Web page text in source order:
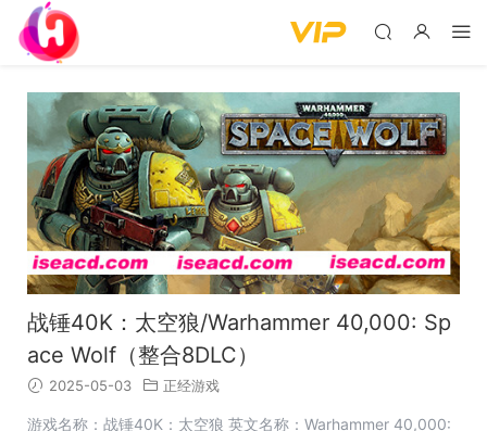
战锤40K：太空狼/Warhammer 40,000: Sp
ace Wolf（整合8DLC）
2025-05-03 正经游戏
游戏名称：战锤40K：太空狼 英文名称：Warhammer 40,000: